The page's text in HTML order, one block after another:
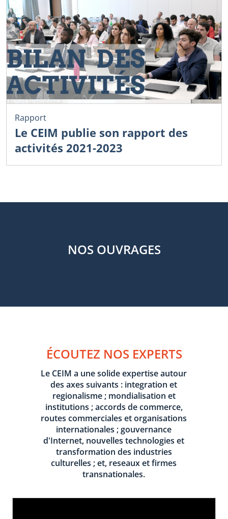
Rapport
Le CEIM publie son rapport des
activités 2021-2023
NOS OUVRAGES
ÉCOUTEZ NOS EXPERTS
Le CEIM a une solide expertise autour
des axes suivants : integration et
regionalisme ; mondialisation et
institutions ; accords de commerce,
routes commerciales et organisations
internationales ; gouvernance
d'Internet, nouvelles technologies et
transformation des industries
culturelles ; et, reseaux et firmes
transnationales.